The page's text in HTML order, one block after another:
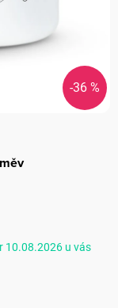
-36 %
10.08.2026